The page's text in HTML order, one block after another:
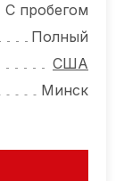
С пробегом
Полный
США
Минск